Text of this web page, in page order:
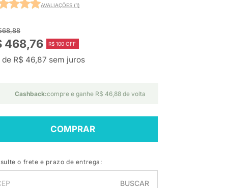
AVALIAÇÕES (1)
468,76 R$ 100 OFF
de R$ 46,87 sem juros
Cashback:compre e ganhe R$ 46,88 de volta
COMPRAR
o frete e prazo de entrega:
BUSCAR